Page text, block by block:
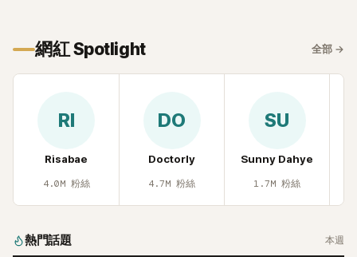
網紅 Spotlight 全部 →
RI
Risabae
4.0M 粉絲
DO
Doctorly
4.7M 粉絲
SU
Sunny Dahye
1.7M 粉絲
熱門話題 本週